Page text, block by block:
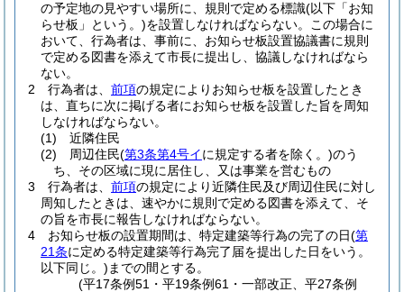
の予定地の見やすい場所に、規則で定める標識(以下「お知
らせ板」という。)を設置しなければならない。
この場合に
おいて、行為者は、事前に、お知らせ板設置協議書に規則
で定める図書を添えて市長に提出し、協議しなければなら
ない。
2
行為者は、 前項の規定によりお知らせ板を設置したとき
は、直ちに次に掲げる者にお知らせ板を設置した旨を周知
しなければならない。
(1)
近隣住民
(2)
周辺住民(第3条第4号イに規定する者を除く。)のう
ち、その区域に現に居住し、又は事業を営むもの
3
行為者は、 前項の規定により近隣住民及び周辺住民に対し
周知したときは、速やかに規則で定める図書を添えて、そ
の旨を市長に報告しなければならない。
4
お知らせ板の設置期間は、特定建築等行為の完了の日(第
21条に定める特定建築等行為完了届を提出した日をいう。
以下同じ。) までの間とする。
(平17条例51・平19条例61・一部改正、平27条例